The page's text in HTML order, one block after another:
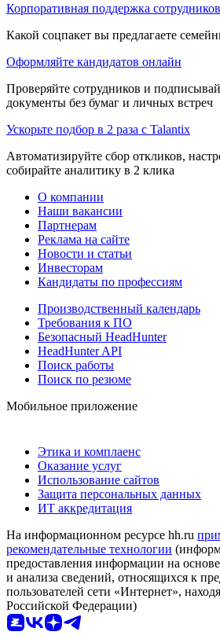
Корпоративная поддержка сотрудников
Какой соцпакет вы предлагаете
Оформляйте кандидатов онлайн
Проверяйте сотрудников и
документы без бумаг и личных встреч
Ускорьте подбор в 2 раза с Talantix
Автоматизируйте сбор откликов,
собирайте аналитику в 2 клика
О компании
Наши вакансии
Партнерам
Реклама на сайте
Новости и статьи
Инвесторам
Кандидаты по профессиям
Производственный календарь
Требования к ПО
Безопасный HeadHunter
HeadHunter API
Поиск работы
Поиск по резюме
Мобильное приложение
Этика и комплаенс
Оказание услуг
Использование сайтов
Защита персональных данных
ИТ аккредитация
На информационном ресурсе hh.ru
рекомендательные технологии
предоставления информации на
и анализа сведений, относящихся к
пользователей сети «Интернет»,
Российской Федерации)